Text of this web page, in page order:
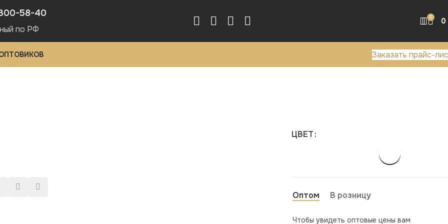
58-40
по РФ
0 0
Заказать прайс-
ЦВЕТ
Оптом В розницу
Чтобы увидеть оптовые цены вам